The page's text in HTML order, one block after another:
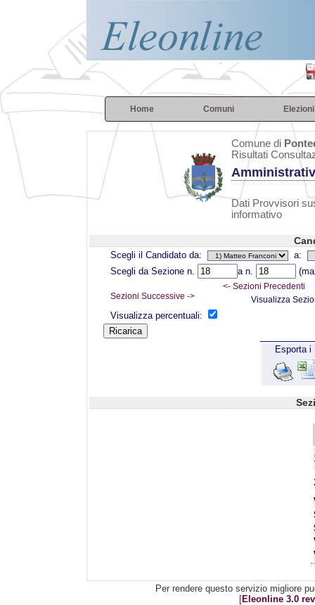
Home Comuni Elezioni
Comune di
Risultati
Dati Provvisori
informativo
Scegli il Candidato da:
a:
Scegli da Sezione n.
a n.
<- Sezioni Precedenti
Sezioni Successive ->
Visualizza
Visualizza percentuali:
Esporta i
Per rendere questo servizio migliore
[Eleonline 3.0